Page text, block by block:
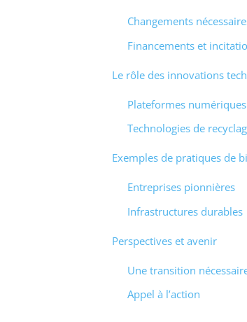
Changements
Financements et
Le rôle des innovations
Plateformes
Technologies de
Exemples de pratiques de
Entreprises pionnières
Infrastructures durables
Perspectives et avenir
Une transition
Appel à l’action